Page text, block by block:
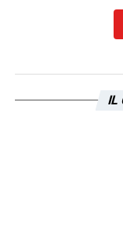
Come
ha sempre
IL